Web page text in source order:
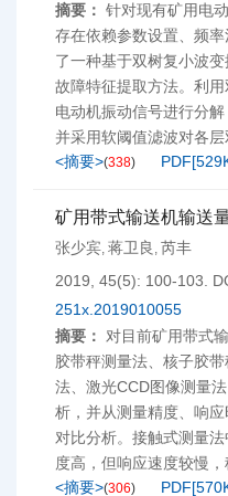
摘要： 针对现有矿用电
存在依赖参数设置、频
了一种基于双树复小波
故障特征提取方法。利
电动机振动信号进行分
并采用软阈值滤波对各层
<摘要>(338) PDF[
矿用带式输送机输送
张少宾, 蒋卫良 , 芮丰
2019, 45(5): 100-103.
251x.2019010055
摘要：
对目前矿用带式
胶带秤测量法、核子胶
法、激光CCD图像测量
析，并从测量精度、响
对比分析。接触式测量
度高，但响应速度较慢，
<摘要>(306) PDF[